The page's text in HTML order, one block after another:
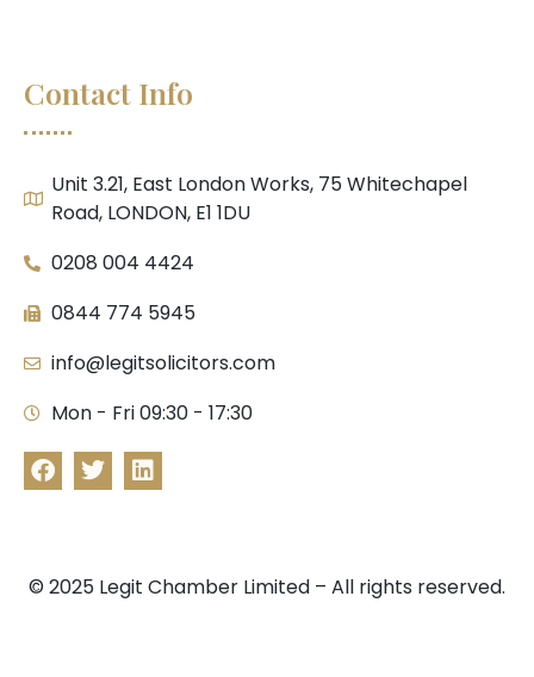
Contact Info
Unit 3.21, East London Works, 75 Whitechapel
Road, LONDON, E1 1DU
0208 004 4424
0844 774 5945
info@legitsolicitors.com
Mon - Fri 09:30 - 17:30
© 2025 Legit Chamber Limited – All rights reserved.